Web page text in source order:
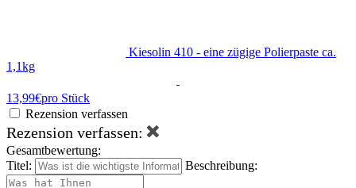
Kiesolin 410 - eine zügige Polierpaste ca.
1,1kg
13,99€pro Stück
Rezension verfassen
Rezension verfassen:
Gesamtbewertung:
Titel:
Beschreibung: